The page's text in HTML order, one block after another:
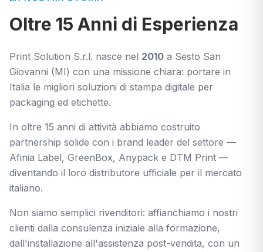
Tutti i Prodotti
Oltre 15 Anni di Esperienza
Print Solution S.r.l. nasce nel 2010 a Sesto San
Giovanni (MI) con una missione chiara: portare in
Italia le migliori soluzioni di stampa digitale per
packaging ed etichette.
In oltre 15 anni di attività abbiamo costruito
partnership solide con i brand leader del settore —
Afinia Label, GreenBox, Anypack e DTM Print —
diventando il loro distributore ufficiale per il mercato
italiano.
Non siamo semplici rivenditori: affianchiamo i nostri
clienti dalla consulenza iniziale alla formazione,
dall'installazione all'assistenza post-vendita, con un